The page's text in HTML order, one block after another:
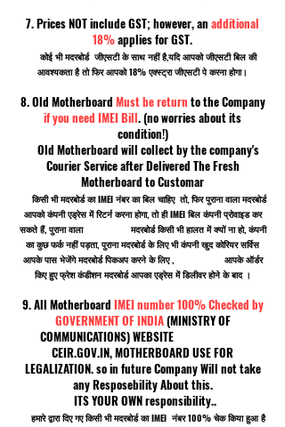
7. Prices NOT include GST; however, an additional
18%applies for GST.
कोई भी मदरबोर्ड जीएसटी के साथ नहीं है,यदि आपको जीएसटी बिल की
आवश्यकता है तो फिर आपको 18% एक्स्ट्रा जीएसटी पे करना होगा।
8. Old Motherboard Must be return to the Company
if you need IMEI Bill. (no worries about its
condition!)
Old Motherboard will collect by the company's
Courier Service after Delivered The Fresh
Motherboard to Customar
किसी भी मदरबोर्ड का IMEI नंबर का बिल चाहिए तो, फिर पुराना वाला मदरबोर्ड
आपको कंपनी एड्रेस में रिटर्न करना होगा, तो ही IMEI बिल कंपनी प्रोवाइड कर
सकते हैं, पुराना वाला मदरबोर्ड किसी भी हालत में क्यों ना हो, कंपनी
का कुछ फर्क नहीं पड़ता, पुराना मदरबोर्ड के लिए भी कंपनी खुद कोरियर सर्विस
आपके पास भेजेंगे मदरबोर्ड पिकअप करने के लिए , आपके ऑर्डर
किए हुए फ्रेश कंडीशन मदरबोर्ड आपका एड्रेस में डिलीवर होने के बाद ।
9. All Motherboard IMEI number 100% Checked by
GOVERNMENT OF INDIA(MINISTRY OF
COMMUNICATIONS) WEBSITE
CEIR.GOV.IN, MOTHERBOARD USE FOR
LEGALIZATION. so in future Company Will not take
any Resposebility About this.
ITS YOUR OWN responsibility..
हमारे द्वारा दिए गए किसी भी मदरबोर्ड का IMEI नंबर 100% चेक किया हुआ है